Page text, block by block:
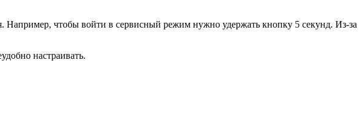
Например, чтобы войти в сервисный режим нужно удержать кнопку 5 секунд. Из-за
настраивать.